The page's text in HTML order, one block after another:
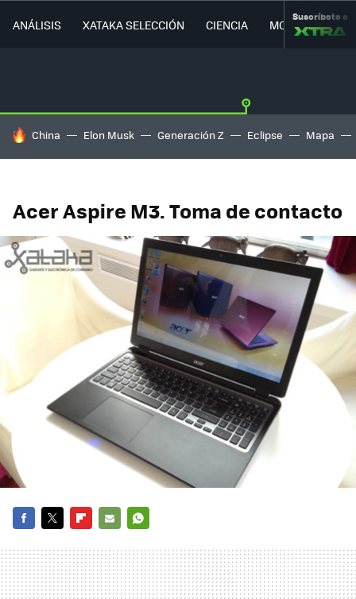
ANÁLISIS XATAKA SELECCIÓN CIENCIA MOVILIDAD
Suscríbete a
HOY SE HABLA DE
China Elon Musk Generación Z Eclipse Mapa
Acer Aspire M3. Toma de contacto
MAIL